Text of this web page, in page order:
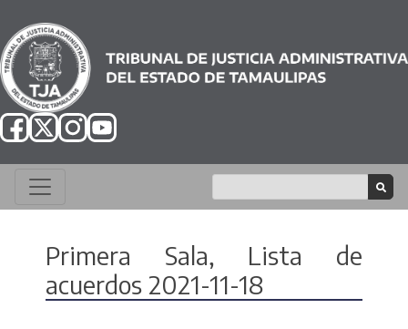
Primera Sala, Lista de
acuerdos 2021-11-18